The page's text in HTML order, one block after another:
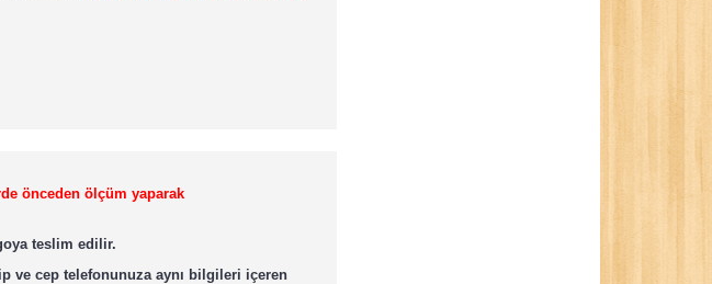
önceden ölçüm yaparak
teslim edilir.
ve cep telefonunuza aynı bilgileri içeren